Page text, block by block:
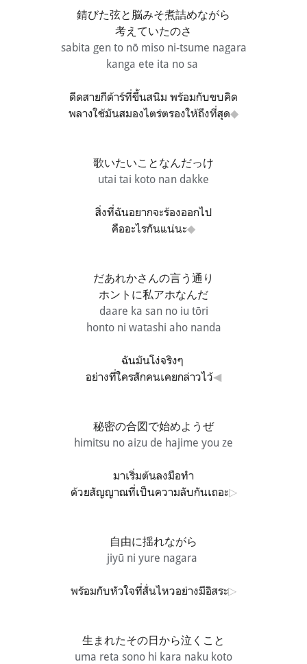
錆びた弦と脳みそ煮詰めながら
考えていたのさ
sabita gen to nō miso ni-tsume nagara
kanga ete ita no sa
ดีดสายกีต้าร์ที่ขึ้นสนิม พร้อมกับขบคิด
พลางใช้มันสมองไตร่ตรองให้ถึงที่สุด◆
歌いたいことなんだっけ
utai tai koto nan dakke
สิ่งที่ฉันอยากจะร้องออกไป
คืออะไรกันแน่นะ◆
だあれかさんの言う通り
ホントに私アホなんだ
daare ka san no iu tōri
honto ni watashi aho nanda
ฉันมันโง่จริงๆ
อย่างที่ใครสักคนเคยกล่าวไว้◀
秘密の合図で始めようぜ
himitsu no aizu de hajime you ze
มาเริ่มต้นลงมือทำ
ด้วยสัญญาณที่เป็นความลับกันเถอะ▷
自由に揺れながら
jiyū ni yure nagara
พร้อมกับหัวใจที่สั่นไหวอย่างมีอิสระ▷
生まれたその日から泣くこと
uma reta sono hi kara naku koto